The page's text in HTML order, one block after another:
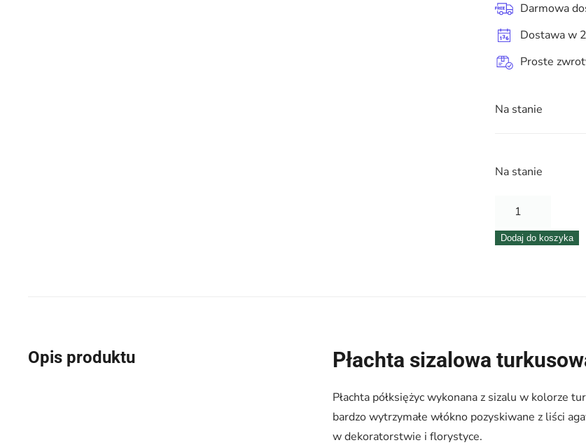
Darmowa
Dostawa w
Proste
Na stanie
Na stanie
ilość
sizalowa
Dodaj do koszyka
Opis produktu Płachta sizalowa
Płachta półksiężyc wykonana z sizalu w kolorze
bardzo wytrzymałe włókno pozyskiwane z liści
w dekoratorstwie i florystyce.